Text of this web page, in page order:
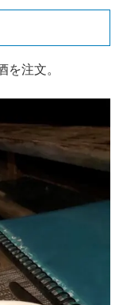
を注文。